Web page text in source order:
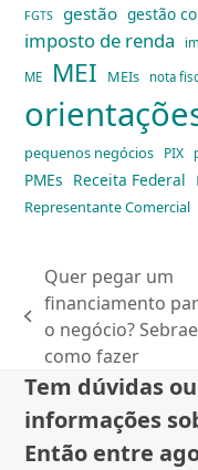
FGTS gestão gestão
imposto de renda
ME MEI MEIs nota
pequenos negócios PIX
PMEs Receita Federal
Representante Comercial
previous
post:
Quer pegar um
financiamento
o negócio?
como fazer
Tem dúvidas
informações
Então entre